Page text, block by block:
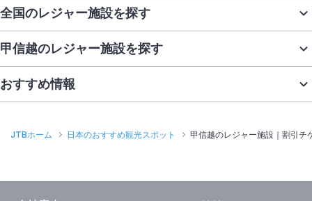
全国のレジャー施設を探す
甲信越のレジャー施設を探す
おすすめ情報
JTBホーム 日本のおすすめ観光スポット 甲信越のレジャー施設｜割引チ